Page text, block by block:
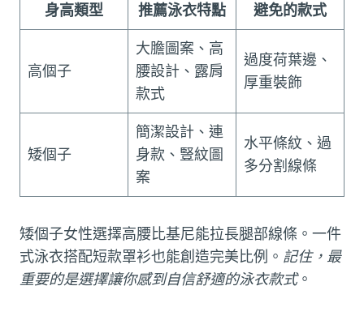
身高類型 推薦泳衣特點 避免的款式
高個子
大膽圖案、高
腰設計、露肩
款式
過度荷葉邊、
厚重裝飾
矮個子
簡潔設計、連
身款、豎紋圖
案
水平條紋、過
多分割線條
矮個子女性選擇高腰比基尼能拉長腿部線條。一件
式泳衣搭配短款罩衫也能創造完美比例。 記住，最
重要的是選擇讓你感到自信舒適的泳衣款式。